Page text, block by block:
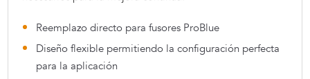
Reemplazo directo para fusores ProBlue
Diseño flexible permitiendo la configuración perfecta
para la aplicación